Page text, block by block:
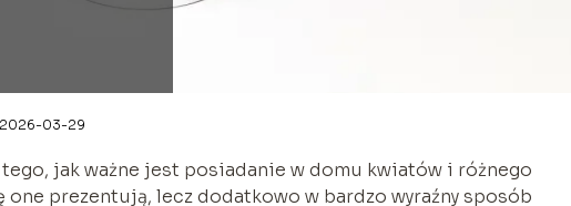
2026-03-29
jak ważne jest posiadanie w domu kwiatów i różnego
prezentują, lecz dodatkowo w bardzo wyraźny sposób